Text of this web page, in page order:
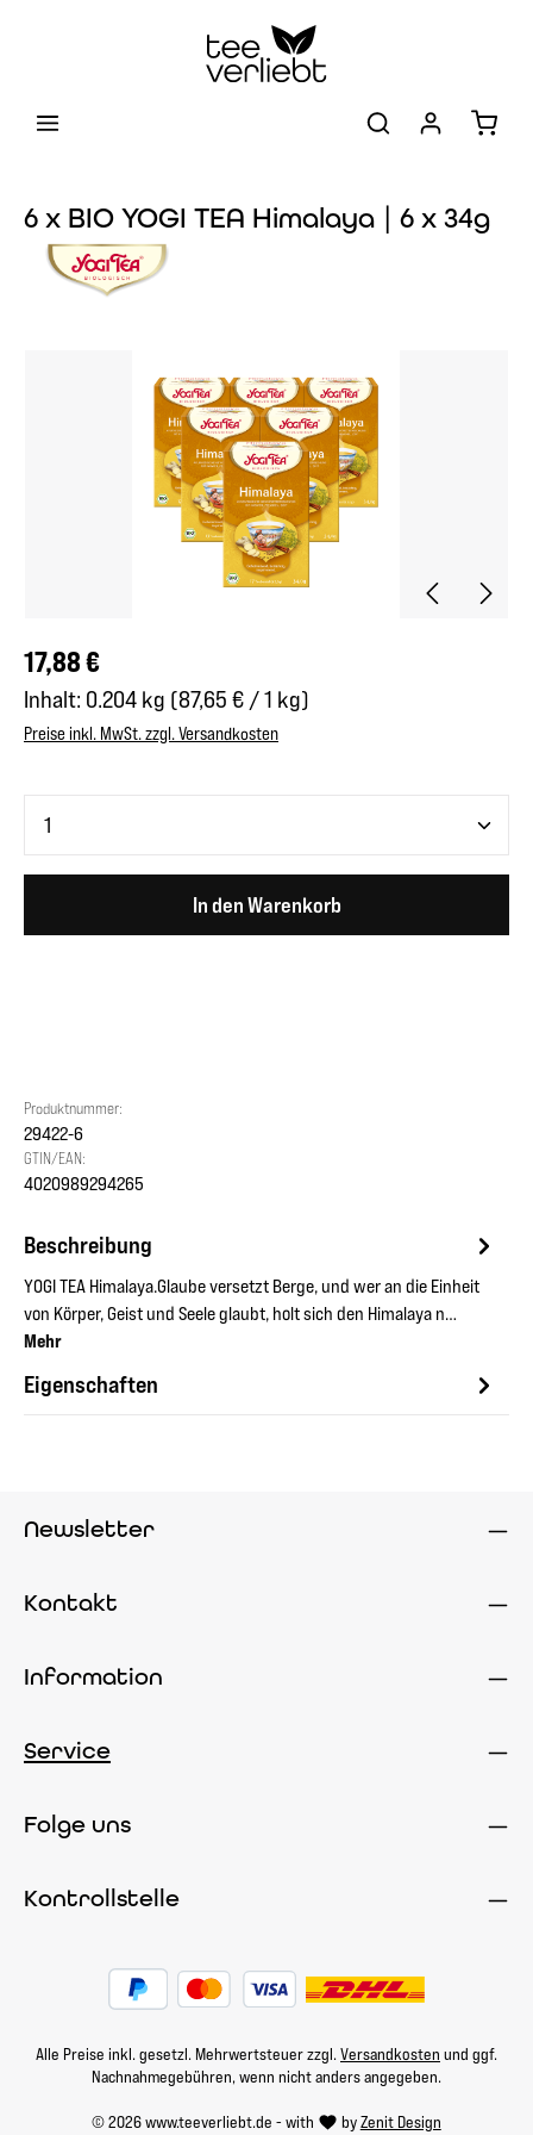
6 x BIO YOGI TEA Himalaya | 6 x 34g
Regulärer Preis:
17,88 €
Inhalt: 0.204 kg (87,65 € / 1 kg)
Preise inkl. MwSt. zzgl. Versandkosten
In den Warenkorb
Produktnummer:
29422-6
GTIN/EAN:
4020989294265
Beschreibung
YOGI TEA Himalaya.Glaube versetzt Berge, und wer an die Einheit
von Körper, Geist und Seele glaubt, holt sich den Himalaya n…
Mehr
Eigenschaften
Newsletter
Kontakt
Information
Service
Folge uns
Kontrollstelle
© 2026 www.teeverliebt.de - with byZenit Design
Alle Preise inkl. gesetzl. Mehrwertsteuer zzgl. Versandkosten und ggf.
Nachnahmegebühren, wenn nicht anders angegeben.